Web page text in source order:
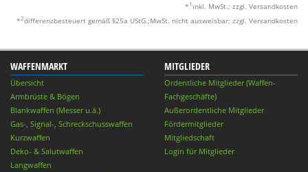
* 1 inkl. MwSt.; zzgl. Versandkosten
*2differenzbesteuert gemäß §25a UStG.;MwSt. nicht ausweisbar; zzgl. Versandkosten
WAFFENMARKT
Übersicht
Armbrüste & Bögen
Blankwaffen (Messer u.ä.)
Gas-, Signal-, Schreckschusswaffen
Kurzwaffen
Deko- & Salutwaffen
Langwaffen
MITGLIEDER
Ordentliche Mitglieder (Waffen-
Fachgeschäfte)
Außerordentliche Mitglieder
Fördermitglieder
Mitgliedschaft
Login für Mitglieder